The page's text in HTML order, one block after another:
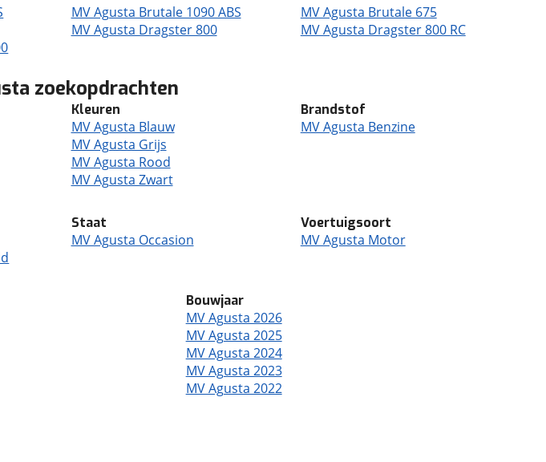
MV Agusta Brutale 1090 ABS
MV Agusta Brutale 675
MV Agusta Dragster 800
MV Agusta Dragster 800 RC
zoekopdrachten
Kleuren
MV Agusta Blauw
MV Agusta Grijs
MV Agusta Rood
MV Agusta Zwart
Brandstof
MV Agusta Benzine
Staat
MV Agusta Occasion
Voertuigsoort
MV Agusta Motor
Bouwjaar
MV Agusta 2026
MV Agusta 2025
MV Agusta 2024
MV Agusta 2023
MV Agusta 2022